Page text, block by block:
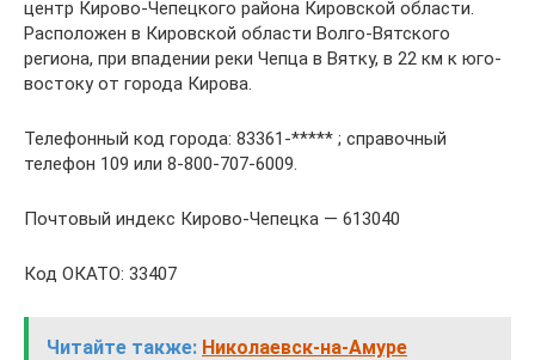
центр Кирово-Чепецкого района Кировской области.
Расположен в Кировской области Волго-Вятского
региона, при впадении реки Чепца в Вятку, в 22 км к юго-
востоку от города Кирова.
Телефонный код города: 83361-***** ; справочный
телефон 109 или 8-800-707-6009.
Почтовый индекс Кирово-Чепецка — 613040
Код ОКАТО: 33407
Читайте также: Николаевск-на-Амуре